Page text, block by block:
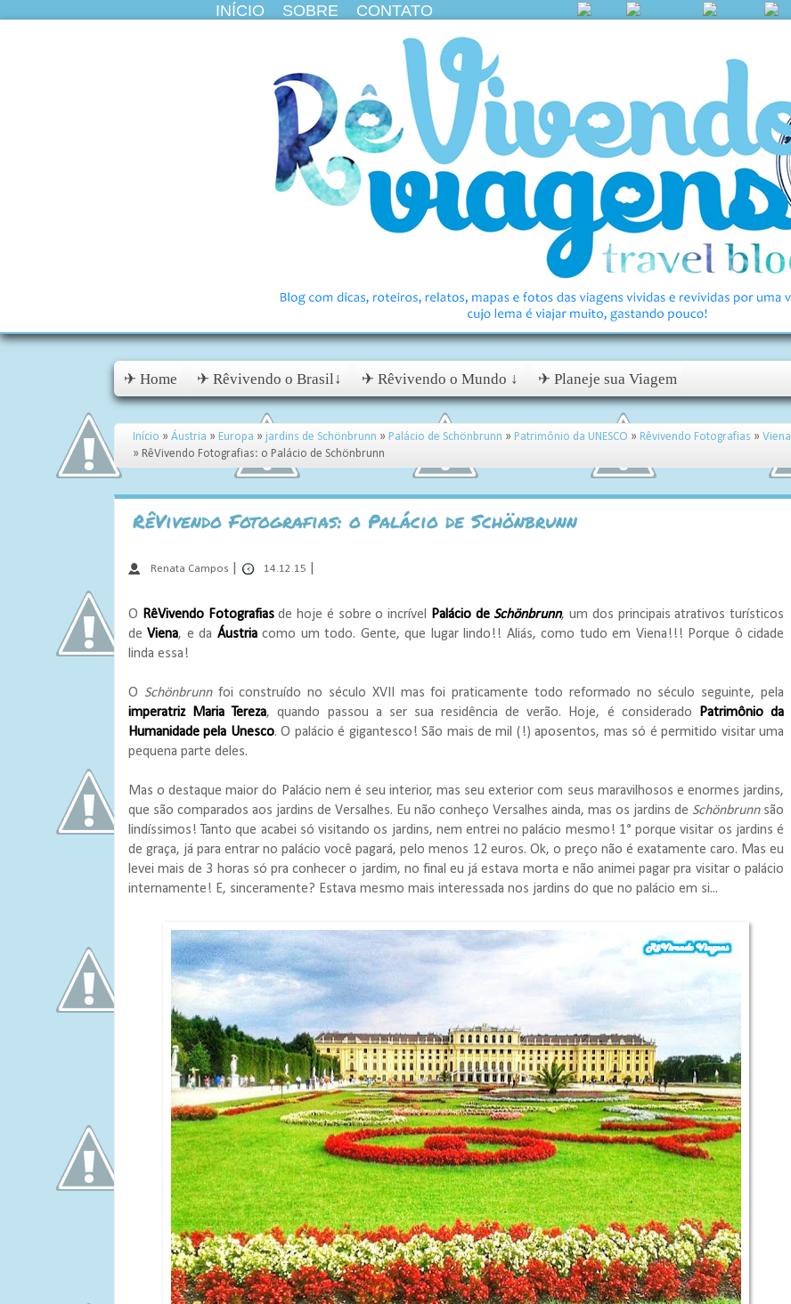
INÍCIO SOBRE CONTATO
✈ Home ✈ Rêvivendo o Brasil↓ ✈ Rêvivendo o Mundo ↓ ✈ Planeje sua Viagem
Início » Áustria » Europa » jardins de Schönbrunn » Palácio de Schönbrunn » Patrimônio da UNESCO » Rêvivendo Fotografias » Viena
» RêVivendo Fotografias: o Palácio de Schönbrunn
RêVivendo Fotografias: o Palácio de Schönbrunn
Renata Campos 14.12.15
O RêVivendo Fotografiasde hoje é sobre o incrível Palácio deSchönbrunn, um dos principais atrativos turísticos
deViena, e da Áustriacomo um todo. Gente, que lugar lindo!! Aliás, como tudo em Viena!!! Porque ô cidade
linda essa!
O Schönbrunnfoi construído no século XVII mas foi praticamente todo reformado no século seguinte, pela
imperatriz Maria Tereza, quando passou a ser sua residência de verão. Hoje, é considerado
Patrimônio da
Humanidade pela Unesco. O palácio é gigantesco! São mais de mil (!) aposentos, mas só é permitido visitar uma
pequena parte deles.
Mas o destaque maior do Palácio nem é seu interior, mas seu exterior com seus maravilhosos e enormes jardins,
que são comparados aos jardins de Versalhes. Eu não conheço Versalhes ainda, mas os jardins de Schönbrunnsão
lindíssimos! Tanto que acabei só visitando os jardins, nem entrei no palácio mesmo! 1° porque visitar os jardins é
de graça, já para entrar no palácio você pagará, pelo menos 12 euros. Ok, o preço não é exatamente caro. Mas eu
levei mais de 3 horas só pra conhecer o jardim, no final eu já estava morta e não animei pagar pra visitar o palácio
internamente! E, sinceramente? Estava mesmo mais interessada nos jardins do que no palácio em si...